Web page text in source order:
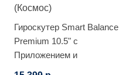
Гироскутер Smart Balance
Premium 10.5" с
Приложением и
Самобалансировкой